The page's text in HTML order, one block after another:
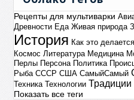
Рецепты для мультиварки
Древности Еда Живая природа
История Как это делается
Космос Литература Медицина
Перлы Персона Политика
Рыба СССР США СамыйСамый
Техника Технологии Традиции
Показать все теги